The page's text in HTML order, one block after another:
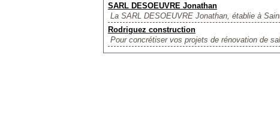
SARL DESOEUVRE Jonathan
La SARL DESOEUVRE Jonathan, établie à
Rodriguez construction
Pour concrétiser vos projets de rénovation de